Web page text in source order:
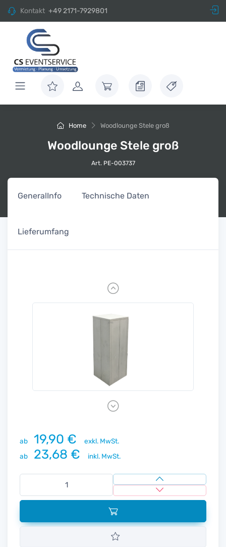
Kontakt +49 2171-7929801
Home Woodlounge Stele groß
Woodlounge Stele groß
Art. PE-003737
GeneralInfo Technische Daten
Lieferumfang
Previous
Next
ab 19,90 €
exkl. MwSt.
ab
23,68 € inkl. MwSt.